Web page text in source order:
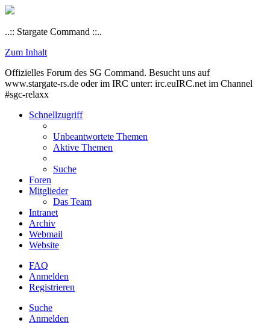
..:: Stargate Command ::..
Zum Inhalt
Offizielles Forum des SG Command. Besucht uns auf
www.stargate-rs.de oder im IRC unter: irc.euIRC.net im Channel
#sgc-relaxx
Schnellzugriff
Unbeantwortete Themen
Aktive Themen
Suche
Foren
Mitglieder
Das Team
Intranet
Archiv
Webmail
Website
FAQ
Anmelden
Registrieren
Suche
Anmelden